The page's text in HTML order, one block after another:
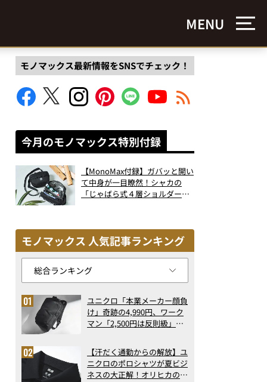
MENU
モノマックス最新情報をSNSでチェック！
今月のモノマックス特別付録
【MonoMax付録】ガバッと開い
て中身が一目瞭然！シャカの
「じゃばら式４層ショルダーバ
モノマックス 人気記事ランキング
ユニクロ「本業メーカー顔負
け」奇跡の4,990円、ワーク
マン「2,500円は反則級」凄
ト3】（2026年6月版）
【汗だく通勤からの解放】ユ
ニクロのポロシャツが夏ビジ
ネスの大正解！オリヒカの透